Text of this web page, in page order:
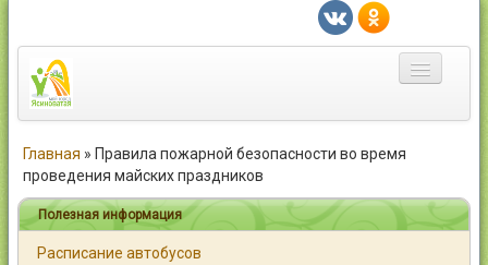
Город
Статьи
Главная » Правила пожарной безопасности во время
проведения майских праздников
Полезная информация
Расписание автобусов